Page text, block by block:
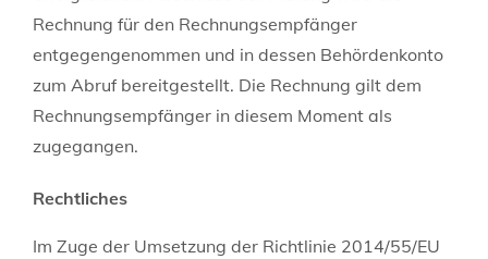
Rechnung für den Rechnungsempfänger
entgegengenommen und in dessen Behördenkonto
zum Abruf bereitgestellt. Die Rechnung gilt dem
Rechnungsempfänger in diesem Moment als
zugegangen.
Rechtliches
Im Zuge der Umsetzung der Richtlinie 2014/55/EU